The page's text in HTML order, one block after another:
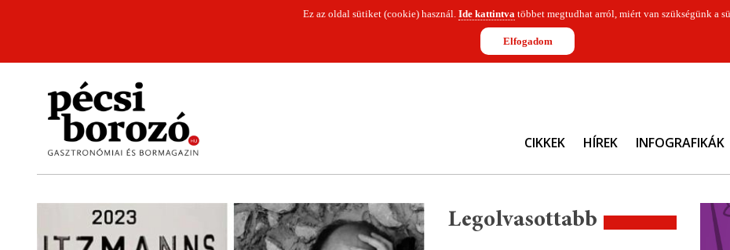
Ez az oldal sütiket (cookie) használ. Ide kattintvatöbbet megtudhat arról, miért van szükségünk a
Elfogadom
CIKKEK HÍREK INFOGRAFIKÁK
Legolvasottabb